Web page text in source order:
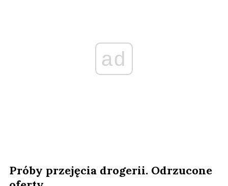
ad
Próby przejęcia drogerii. Odrzucone